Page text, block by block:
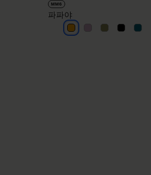
MM6
파파야
파파야 파파야파파야파파야
파